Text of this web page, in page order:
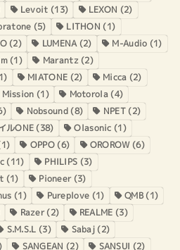
Levoit (13) LEXON (2)
(5) LITHON (1)
(2) LUMENA(2) M-Audio (1)
(1) Marantz(2)
MIATONE (2) Micca (2)
Mission (1) Motorola (4)
Nobsound(8) NPET (2)
ルONE (38) Olasonic (1)
OPPO (6) OROROW(6)
(11) PHILIPS (3)
(1) Pioneer(3)
(1) Pureplove (1) QMB (1)
Razer(2) REALME (3)
S.M.S.L (3) Sabaj (2)
SANGEAN (2) SANSUI (2)